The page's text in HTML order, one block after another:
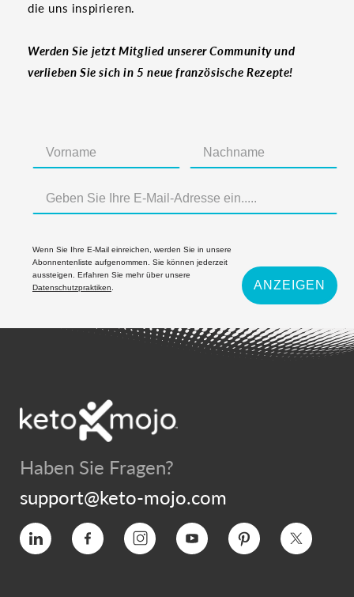
die uns inspirieren.
Werden Sie jetzt Mitglied unserer Community und
verlieben Sie sich in 5 neue französische Rezepte!
Wenn Sie Ihre E-Mail einreichen, werden Sie in unsere
Abonnentenliste aufgenommen. Sie können jederzeit
aussteigen. Erfahren Sie mehr über unsere
Datenschutzpraktiken
ANZEIGEN
Haben Sie Fragen?
support@keto-mojo.com
Vimeo Facebook Instagram YouTube Interesse Twitter